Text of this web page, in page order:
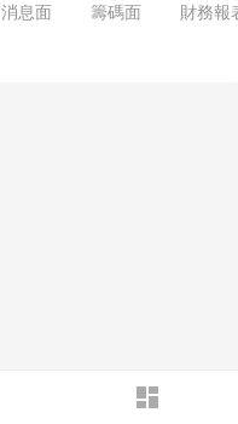
dashboard
消息面 籌碼面 財務報